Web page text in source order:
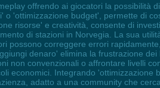
offrendo ai giocatori la possibilità
'ottimizzazione budget', permette di
risorse' e creatività, consente di
di stazioni in Norvegia. La sua
possono correggere errori
denaro' elimina la frustrazione
non convenzionali o affrontare livelli
economici. Integrando 'ottimizzazione
adatto a una community che